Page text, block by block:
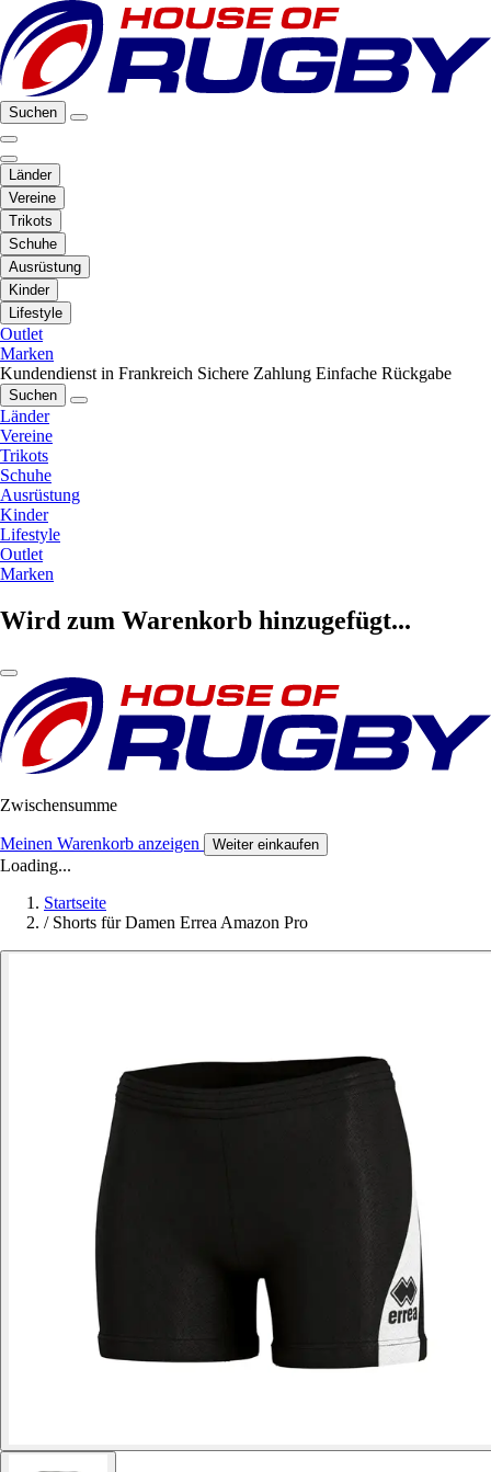
Suchen
Länder
Vereine
Trikots
Schuhe
Ausrüstung
Kinder
Lifestyle
Outlet
Marken
Kundendienst in Frankreich Sichere Zahlung Einfache Rückgabe
Suchen
Länder
Vereine
Trikots
Schuhe
Ausrüstung
Kinder
Lifestyle
Outlet
Marken
Wird zum Warenkorb hinzugefügt...
Zwischensumme
Meinen Warenkorb anzeigen Weiter einkaufen
Loading...
Startseite
/ Shorts für Damen Errea Amazon Pro